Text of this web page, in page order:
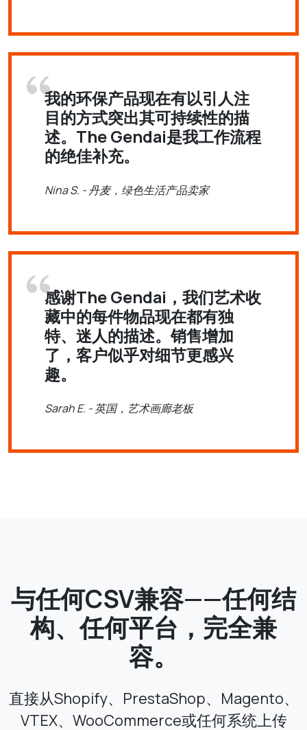
我的环保产品现在有以引人注
目的方式突出其可持续性的描
述。The Gendai是我工作流程
的绝佳补充。
Nina S. - 丹麦，绿色生活产品卖家
感谢The Gendai，我们艺术收
藏中的每件物品现在都有独
特、迷人的描述。销售增加
了，客户似乎对细节更感兴
趣。
Sarah E. - 英国，艺术画廊老板
与任何CSV兼容——任何结
构、任何平台，完全兼
容。
直接从Shopify、PrestaShop、Magento、
VTEX、WooCommerce或任何系统上传